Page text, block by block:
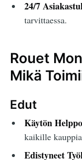
24/7
tarvittaessa.
Rouet
Mikä
Edut
Käytön
kaikille
Edistyneet